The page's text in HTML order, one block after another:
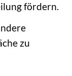
fördern.
zu